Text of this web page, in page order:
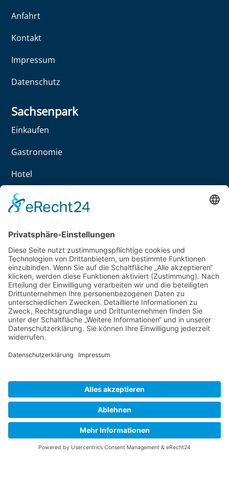
Anfahrt
Kontakt
Impressum
Datenschutz
Sachsenpark
Einkaufen
Gastronomie
Hotel
Freizeit
Service
News
Ihr Weg zum Sachsenpark
Wir benötigen Ihre
OpenStreetMap-
Wir verwenden OpenStreetMap, um
Inhalte einzubetten. Dieser Service
kann Daten zu Ihren Aktivitäten
sammeln. Bitte lesen Sie die Details
durch und stimmen Sie der Nutzung
des Service zu, um diese Inhalte